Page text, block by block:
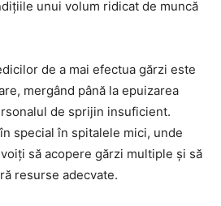
unui volum ridicat de muncă
de a mai efectua gărzi este
mergând până la epuizarea
de sprijin insuficient.
special în spitalele mici, unde
să acopere gărzi multiple și să
resurse adecvate.